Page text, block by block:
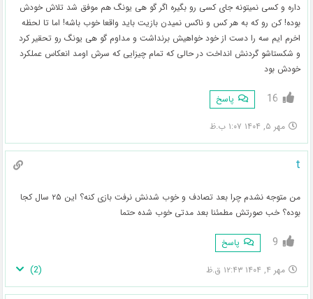
داره و کسی نمیتونه جای کسی رو بگیره اگر گو هی یونگ هم موفق شد تلاش خودش
بوده! کن رو که به هر کس و ناکس نمیدن بازیت باید واقعا خوب باشه! اما تا لحظه
اخرم ایم سه را دست از خود خواهیش برنداشت و مداوم گو هی یونگ رو تحقیر کرد
و شکستاشو گردنش انداخت در حالی که تمام چیزایی که سرش اومد انعکاس عملکرد
خودش بود
16 پاسخ
مهر ۵, ۱۴۰۴ ۱:۰۷ ب.ظ
t
من متوجه نشدم چرا بعد تصادف و خوب شدنش نرفت بازی کنه؟ این ۲۵ سال کجا
بوده؟ خب صورتش مطمئنا بعد مدتی خوب شده حتما
9 پاسخ
مهر ۴, ۱۴۰۴ ۱۲:۴۳ ق.ظ (
2
)